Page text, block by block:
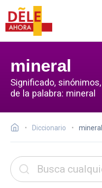
mineral
Significado,
de la palabra: mineral
Diccionario mineral